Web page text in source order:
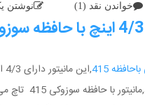
خواندن نقد (1) نوشتن
آیفون تصویری 4/3 اینچ با
415
رنگی با کیفیتی عالی